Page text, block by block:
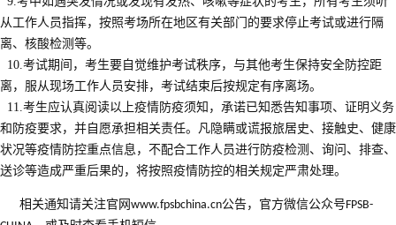
从工作人员指挥，按照考场所在地区有关部门的要求停止考试或进行隔
离、核酸检测等。
10.考试期间，考生要自觉维护考试秩序，与其他考生保持安全防控距
离，服从现场工作人员安排，考试结束后按规定有序离场。
11.考生应认真阅读以上疫情防疫须知，承诺已知悉告知事项、证明义务
和防疫要求，并自愿承担相关责任。凡隐瞒或谎报旅居史、接触史、健康
状况等疫情防控重点信息，不配合工作人员进行防疫检测、询问、排查、
送诊等造成严重后果的，将按照疫情防控的相关规定严肃处理。
相关通知请关注官网 www.fpsbchina.cn公告，官方微信公众号FPSB-